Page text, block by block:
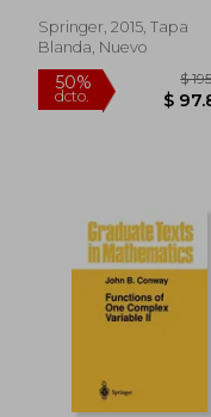
Inglés)
Springer, 2015, Tapa
Blanda, Nuevo